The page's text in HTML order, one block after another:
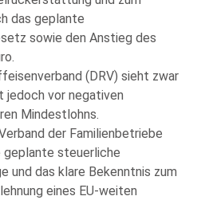
das geplante
sowie den Anstieg des
(DRV) sieht zwar
jedoch vor negativen
Mindestlohns.
der Familienbetriebe
geplante steuerliche
und das klare Bekenntnis zum
eines EU-weiten